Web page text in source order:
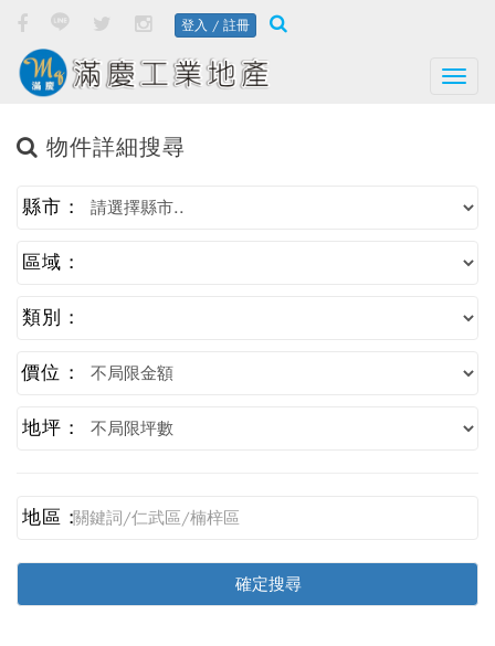
登入 / 註冊
物件詳細搜尋
縣市 :
區域 :
類別 :
價位 :
地坪 :
地區 :